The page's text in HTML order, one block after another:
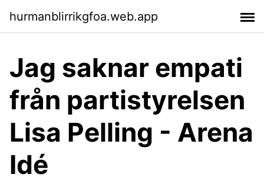
hurmanblirrikgfoa.web.app
Jag saknar empati
från partistyrelsen
Lisa Pelling - Arena
Idé